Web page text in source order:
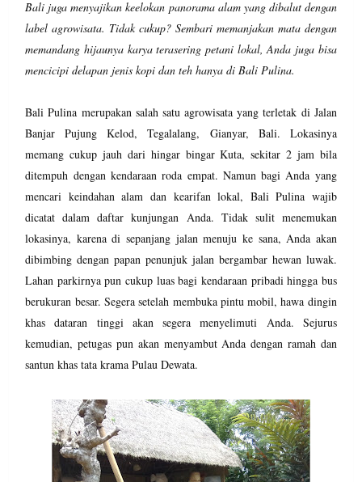
Bali juga menyajikan keelokan panorama alam yang dibalut dengan
label agrowisata. Tidak cukup? Sembari memanjakan mata dengan
memandang hijaunya karya terasering petani lokal, Anda juga bisa
mencicipi delapan jenis kopi dan teh hanya di Bali Pulina.
Bali Pulina merupakan salah satu agrowisata yang terletak di Jalan
Banjar Pujung Kelod, Tegalalang, Gianyar, Bali. Lokasinya
memang cukup jauh dari hingar bingar Kuta, sekitar 2 jam bila
ditempuh dengan kendaraan roda empat. Namun bagi Anda yang
mencari keindahan alam dan kearifan lokal, Bali Pulina wajib
dicatat dalam daftar kunjungan Anda. Tidak sulit menemukan
lokasinya, karena di sepanjang jalan menuju ke sana, Anda akan
dibimbing dengan papan penunjuk jalan bergambar hewan luwak.
Lahan parkirnya pun cukup luas bagi kendaraan pribadi hingga bus
berukuran besar. Segera setelah membuka pintu mobil, hawa dingin
khas dataran tinggi akan segera menyelimuti Anda. Sejurus
kemudian, petugas pun akan menyambut Anda dengan ramah dan
santun khas tata krama Pulau Dewata.